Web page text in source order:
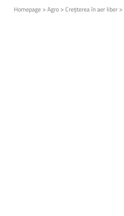
Homepage >Agro >Creșterea în aer liber >